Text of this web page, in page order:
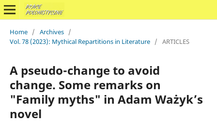
Home / Archives /
Vol. 78 (2023): Mythical Repartitions in Literature / ARTICLES
A pseudo-change to avoid
change. Some remarks on
"Family myths" in Adam Ważyk’s
novel